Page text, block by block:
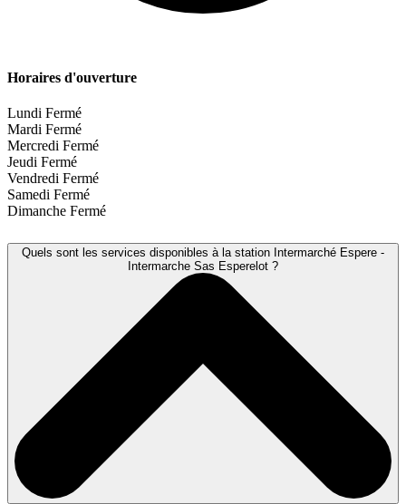
Horaires d'ouverture
Lundi Fermé
Mardi Fermé
Mercredi Fermé
Jeudi Fermé
Vendredi Fermé
Samedi Fermé
Dimanche Fermé
Quels sont les services disponibles à la station Intermarché Espere -
Intermarche Sas Esperelot ?